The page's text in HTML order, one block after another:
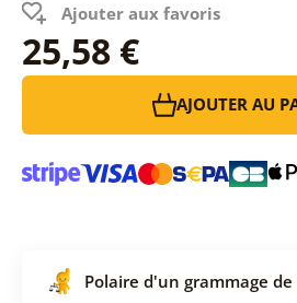
Ajouter aux favoris
25,58 €
AJOUTER AU
Polaire d'un grammage de